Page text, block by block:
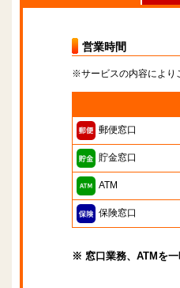
営業時間
※サービスの内容により
郵便窓口
貯金窓口
ATM
保険窓口
※ 窓口業務、ATMを一